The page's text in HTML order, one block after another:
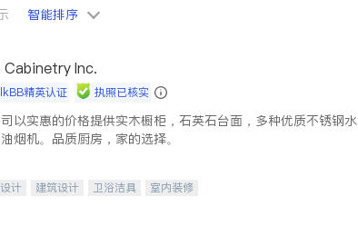
智能排序
Cabinetry Inc.
精英认证 执照已核实
以实惠的价格提供实木橱柜，石英石台面，多种优质不锈钢水
烟机。品质厨房，家的选择。
计 建筑设计 卫浴洁具 室内装修